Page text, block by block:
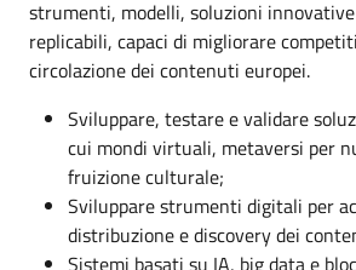
strumenti, modelli, soluzioni
replicabili, capaci di migliorare
circolazione dei contenuti europei.
Sviluppare, testare e validare
cui mondi virtuali, metaversi per
fruizione culturale;
Sviluppare strumenti digitali per
distribuzione e discovery dei
Sistemi basati su IA, big data e